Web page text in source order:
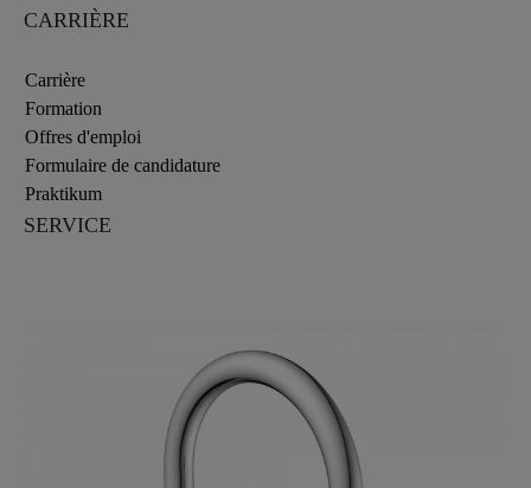
CARRIÈRE
Carrière
Formation
Offres d'emploi
Formulaire de candidature
Praktikum
SERVICE